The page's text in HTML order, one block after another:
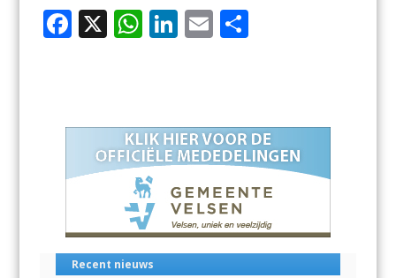
F
o
o
X W
A
p
p
Li
dI
n
E D
Recent nieuws